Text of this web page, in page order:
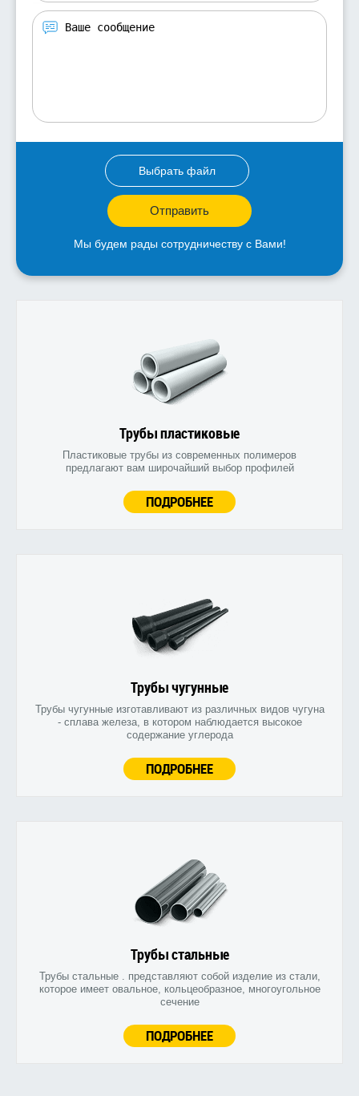
Выбрать файл
Отправить
Мы будем рады сотрудничеству с Вами!
Трубы пластиковые
Пластиковые трубы из современных полимеров
предлагают вам широчайший выбор профилей
ПОДРОБНЕЕ
Трубы чугунные
Трубы чугунные изготавливают из различных видов чугуна
- сплава железа, в котором наблюдается высокое
содержание углерода
ПОДРОБНЕЕ
Трубы стальные
Трубы стальные . представляют собой изделие из стали,
которое имеет овальное, кольцеобразное, многоугольное
сечение
ПОДРОБНЕЕ